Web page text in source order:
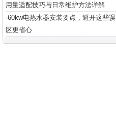
用量适配技巧与日常维护方法详解
·60kw电热水器安装要点，避开这些误
区更省心